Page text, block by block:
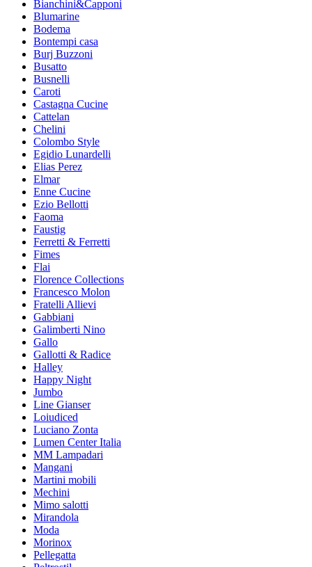
Bianchini&Capponi
Blumarine
Bodema
Bontempi casa
Burj Buzzoni
Busatto
Busnelli
Caroti
Castagna Cucine
Cattelan
Chelini
Colombo Style
Egidio Lunardelli
Elias Perez
Elmar
Enne Cucine
Ezio Bellotti
Faoma
Faustig
Ferretti & Ferretti
Fimes
Flai
Florence Collections
Francesco Molon
Fratelli Allievi
Gabbiani
Galimberti Nino
Gallo
Gallotti & Radice
Halley
Happy Night
Jumbo
Line Gianser
Loiudiced
Luciano Zonta
Lumen Center Italia
MM Lampadari
Mangani
Martini mobili
Mechini
Mimo salotti
Mirandola
Moda
Morinox
Pellegatta